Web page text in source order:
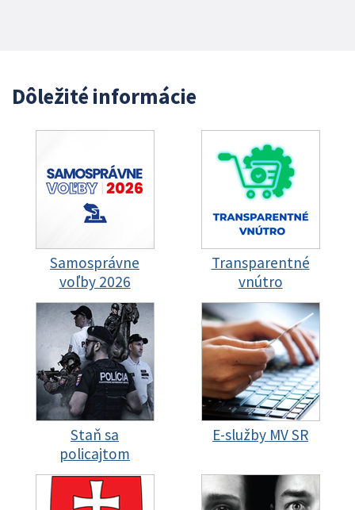
Dôležité informácie
Samosprávne
voľby 2026
Transparentné
vnútro
Staň sa
policajtom
E-služby MV SR